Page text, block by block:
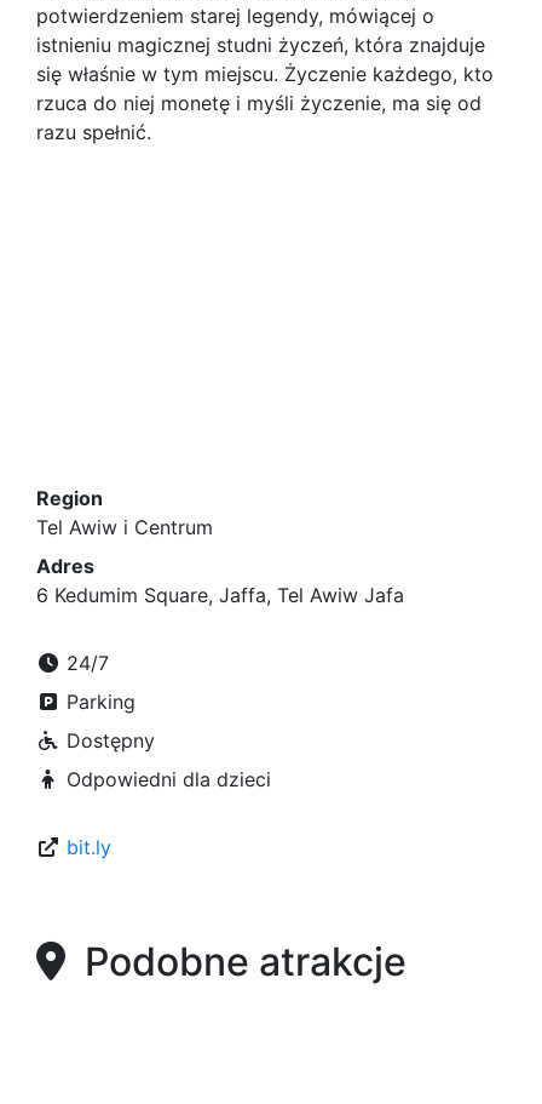
potwierdzeniem starej legendy, mówiącej o
istnieniu magicznej studni życzeń, która znajduje
się właśnie w tym miejscu. Życzenie każdego, kto
rzuca do niej monetę i myśli życzenie, ma się od
razu spełnić.
Region
Tel Awiw i Centrum
Adres
6 Kedumim Square, Jaffa, Tel Awiw Jafa
24/7
Parking
Dostępny
Odpowiedni dla dzieci
bit.ly
Podobne atrakcje